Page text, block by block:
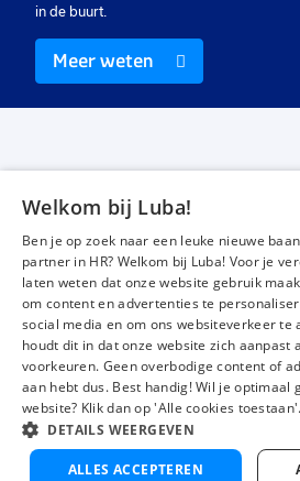
in de buurt.
Meer weten
Werken bij Luba
Voor
Mijn Luba
Luba wordt beoordeeld met een
4,3 uit 5
van 1484 Google-reviews
Welkom bij Luba!
Ben je op zoek naar een leuke nieuwe
partner in HR? Welkom bij Luba! Voor je
laten weten dat onze website gebruik
om content en advertenties te
social media en om ons websiteverkeer te
houdt dit in dat onze website zich aanpast
voorkeuren. Geen overbodige content of
aan hebt dus. Best handig! Wil je optimaal
website? Klik dan op 'Alle cookies toestaan'.
DETAILS WEERGEVEN
ALLES ACCEPTEREN